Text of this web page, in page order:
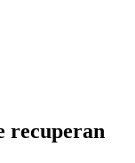
recuperan